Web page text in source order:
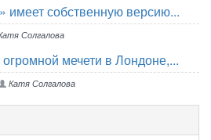
имеет собственную версию...
Солгалова
мечети в Лондоне,...
Катя Солгалова